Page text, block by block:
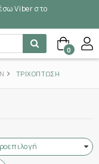
Viber στο
0
ΤΡΙΧΟΠΤΩΣΗ